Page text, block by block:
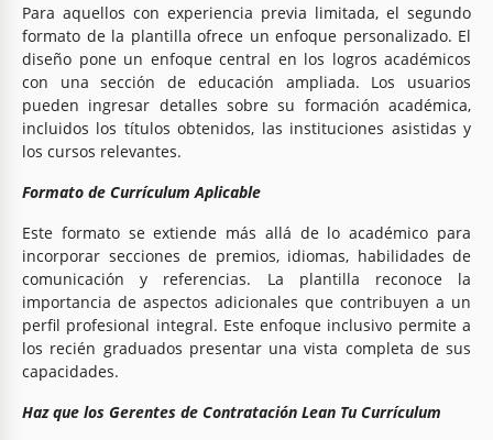
Para aquellos con experiencia previa limitada, el segundo
formato de la plantilla ofrece un enfoque personalizado. El
diseño pone un enfoque central en los logros académicos
con una sección de educación ampliada. Los usuarios
pueden ingresar detalles sobre su formación académica,
incluidos los títulos obtenidos, las instituciones asistidas y
los cursos relevantes.
Formato de Currículum Aplicable
Este formato se extiende más allá de lo académico para
incorporar secciones de premios, idiomas, habilidades de
comunicación y referencias. La plantilla reconoce la
importancia de aspectos adicionales que contribuyen a un
perfil profesional integral. Este enfoque inclusivo permite a
los recién graduados presentar una vista completa de sus
capacidades.
Haz que los Gerentes de Contratación Lean Tu Currículum